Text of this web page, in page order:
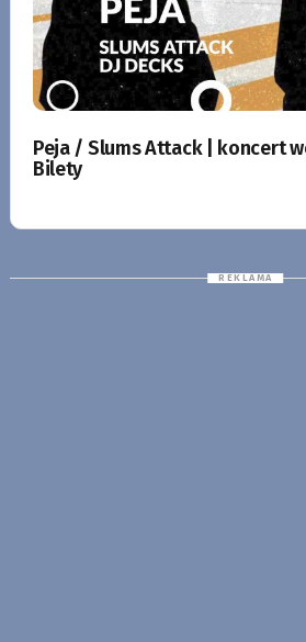
Peja / Slums Attack | koncert
Bilety